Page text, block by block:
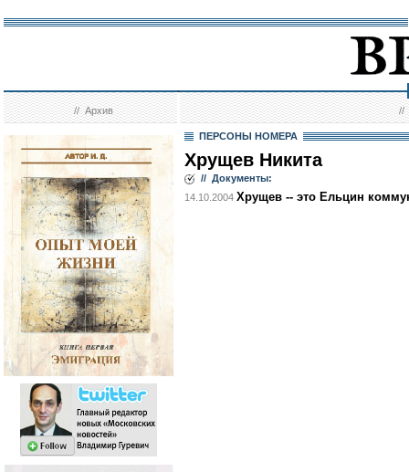
//Архив //
ПЕРСОНЫ НОМЕРА
Хрущев Никита
// Документы:
14.10.2004 Хрущев -- это Ельцин